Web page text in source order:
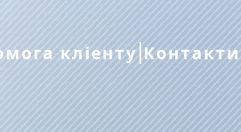
кліенту Контакти